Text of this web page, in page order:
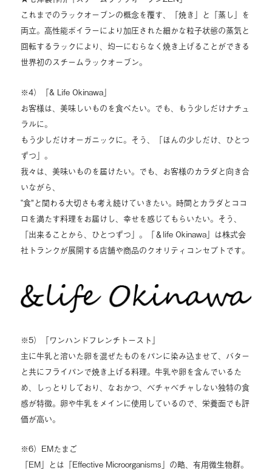
これまでのラックオーブンの概念を覆す、「焼き」と「蒸し」を
両立。高性能ボイラーにより加圧された細かな粒子状態の蒸気と
回転するラックにより、均一にむらなく焼き上げることができる
世界初のスチームラックオーブン。
※4）「& Life Okinawa」
お客様は、美味しいものを食べたい。でも、もう少しだけナチュ
ラルに。
もう少しだけオーガニックに。そう、「ほんの少しだけ、ひとつ
ずつ」。
我々は、美味いものを届けたい。でも、お客様のカラダと向き合
いながら、
‟食”と関わる大切さも考え続けていきたい。時間とカラダとココ
ロを満たす料理をお届けし、幸せを感じてもらいたい。そう、
「出来ることから、ひとつずつ」。「＆life Okinawa」は株式会
社トランクが展開する店舗や商品のクオリティコンセプトです。
※5）「ワンハンドフレンチトースト」
主に牛乳と溶いた卵を混ぜたものをパンに染み込ませて、バター
と共にフライパンで焼き上げる料理。牛乳や卵を含んでいるた
め、しっとりしており、なおかつ、ベチャベチャしない独特の食
感が特徴。卵や牛乳をメインに使用しているので、栄養面でも評
価が高い。
※6）EMたまご
「EM」とは「Effective Microorganisms」の略、有用微生物群。